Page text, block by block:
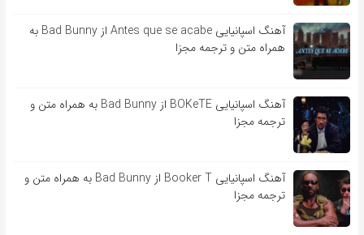
آهنگ اسپانیایی Antes que se acabe از Bad Bunny به
همراه متن و ترجمه مجزا
آهنگ اسپانیایی BOKeTE از Bad Bunny به همراه متن و
ترجمه مجزا
آهنگ اسپانیایی Booker T از Bad Bunny به همراه متن و
ترجمه مجزا